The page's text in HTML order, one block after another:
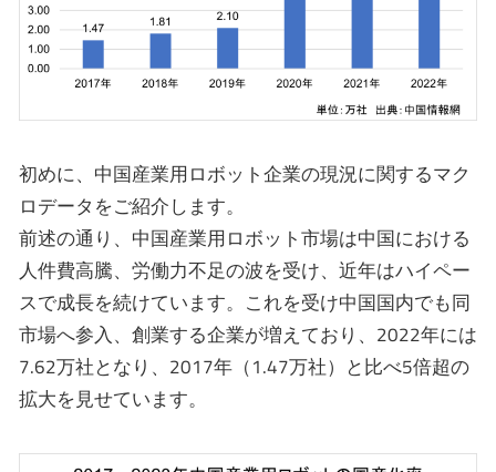
初めに、中国産業用ロボット企業の現況に関するマク
ロデータをご紹介します。
前述の通り、中国産業用ロボット市場は中国における
人件費高騰、労働力不足の波を受け、近年はハイペー
スで成長を続けています。これを受け中国国内でも同
市場へ参入、創業する企業が増えており、2022年には
7.62万社となり、2017年（1.47万社）と比べ5倍超の
拡大を見せています。